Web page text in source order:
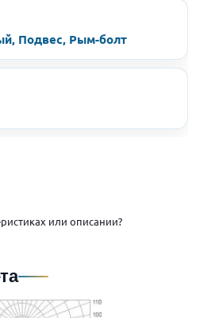
Подвес, Рым-болт
или описании?